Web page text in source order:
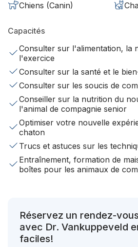
Chiens (Canin)
Capacités
Consulter sur l'alimentation, la
l'exercice
Consulter sur la santé et le
Consulter sur les soucis de
Conseiller sur la nutrition du
l'animal de compagnie senior
Optimiser votre nouvelle
chaton
Trucs et astuces sur les
Entraînement, formation de
boîtes pour les animaux de
Réservez un rendez-
avec Dr. Vankuppeveld
faciles!